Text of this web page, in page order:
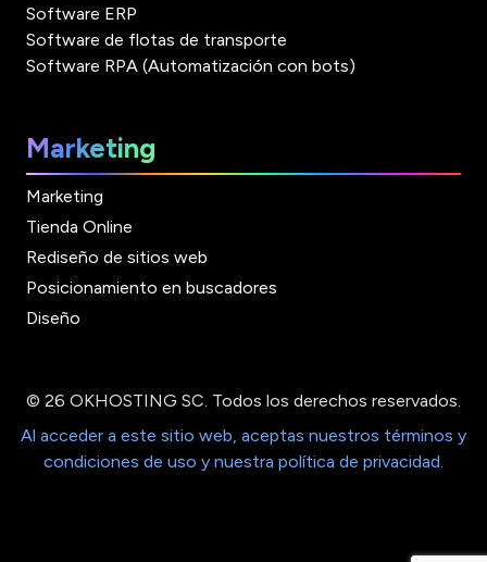
Software ERP
Software de flotas de transporte
Software RPA (Automatización con bots)
Marketing
Marketing
Tienda Online
Rediseño de sitios web
Posicionamiento en buscadores
Diseño
© 26 OKHOSTING SC. Todos los derechos reservados.
Al acceder a este sitio web, aceptas nuestros términos y
condiciones de uso y nuestra política de privacidad.